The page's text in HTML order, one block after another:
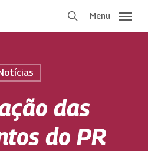
Menu
das
do PR